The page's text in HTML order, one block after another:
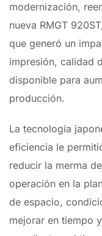
modernización,
nueva RMGT
que generó un
impresión, calidad
disponible para
producción.
La tecnología
eficiencia le
reducir la merma
operación en la
de espacio,
mejorar en tiempo